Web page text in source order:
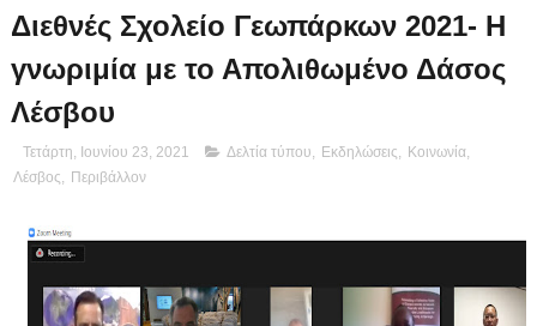
Διεθνές Σχολείο Γεωπάρκων 2021- Η
γνωριμία με το Απολιθωμένο Δάσος
Λέσβου
Τετάρτη, Ιουνίου 23, 2021 Δελτία τύπου Εκδηλώσεις Κοινωνία,
Λέσβος
Περιβάλλον